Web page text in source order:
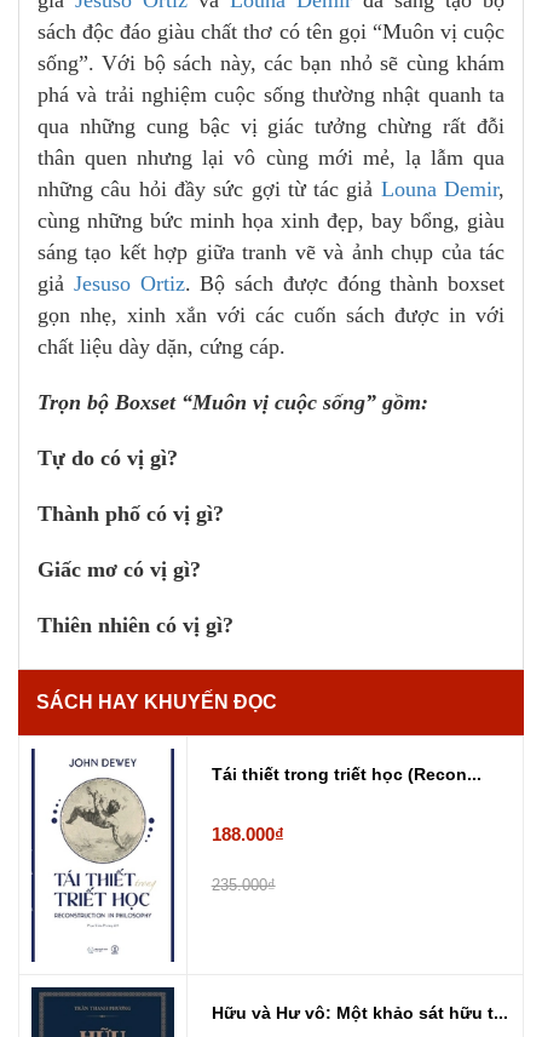
sách độc đáo giàu chất thơ có tên gọi “Muôn vị cuộc
sống”. Với bộ sách này, các bạn nhỏ sẽ cùng khám
phá và trải nghiệm cuộc sống thường nhật quanh ta
qua những cung bậc vị giác tưởng chừng rất đỗi
thân quen nhưng lại vô cùng mới mẻ, lạ lẫm qua
những câu hỏi đầy sức gợi từ tác giả Louna Demir,
cùng những bức minh họa xinh đẹp, bay bổng, giàu
sáng tạo kết hợp giữa tranh vẽ và ảnh chụp của tác
giả Jesuso Ortiz. Bộ sách được đóng thành boxset
gọn nhẹ, xinh xắn với các cuốn sách được in với
chất liệu dày dặn, cứng cáp.
Trọn bộ Boxset “Muôn vị cuộc sống” gồm:
Tự do có vị gì?
Thành phố có vị gì?
Giấc mơ có vị gì?
Thiên nhiên có vị gì?
SÁCH HAY KHUYẾN ĐỌC
Tái thiết trong triết học (Recon...
188.000₫
235.000₫
Hữu và Hư vô: Một khảo sát hữu t...